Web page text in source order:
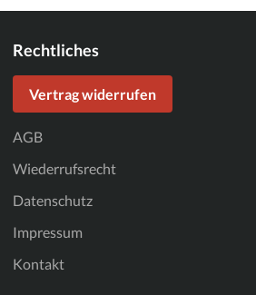
Rechtliches
Vertrag widerrufen
AGB
Wiederrufsrecht
Datenschutz
Impressum
Kontakt